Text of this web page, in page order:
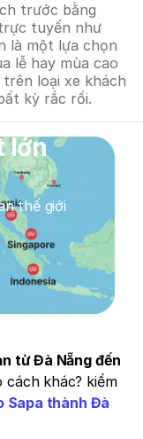
trước bằng
tuyến như
là một lựa chọn
lễ hay mùa cao
loại xe khách
kỳ rắc rối.
lớn
thế giới
từ Đà Nẵng đến
cách khác? kiểm
Sapa thành Đà